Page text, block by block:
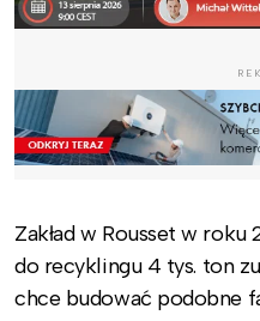
Zakład w Rousset w
do recyklingu 4 tys. ton
chce budować podobne